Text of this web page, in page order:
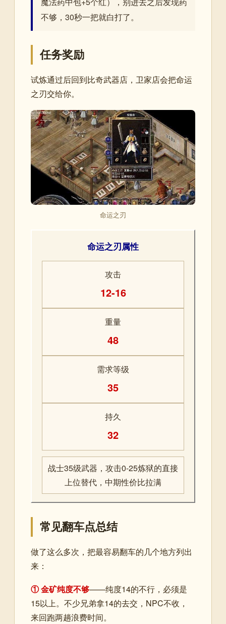
不够，30秒一把就白打了。
任务奖励
试炼通过后回到比奇武器店，卫家店会把命运
之刃交给你。
命运之刃
命运之刃属性
攻击
12-16
重量
48
需求等级
35
持久
32
战士35级武器，攻击0-25炼狱的直接
上位替代，中期性价比拉满
常见翻车点总结
做了这么多次，把最容易翻车的几个地方列出
来：
① 金矿纯度不够——纯度14的不行，必须是
15以上。不少兄弟拿14的去交，NPC不收，
来回跑两趟浪费时间。